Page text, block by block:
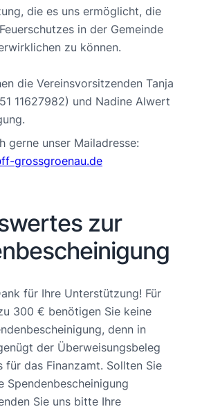
die es uns ermöglicht, die
in der Gemeinde
zu können.
die Vereinsvorsitzenden Tanja
11627982) und Nadine Alwert
gerne unser Mailadresse:
grossgroenau.de
zur
für Ihre Unterstützung! Für
300 € benötigen Sie keine
denn in
der Überweisungsbeleg
für das Finanzamt. Sollten Sie
Spendenbescheinigung
Sie uns bitte Ihre